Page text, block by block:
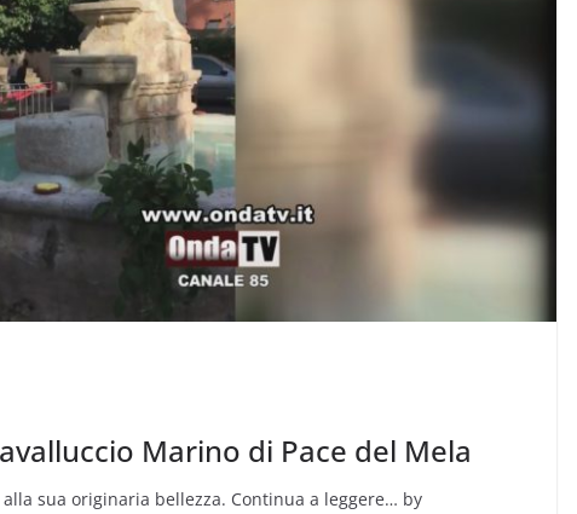
Marino di Pace del Mela
sua originaria bellezza. Continua a leggere… by